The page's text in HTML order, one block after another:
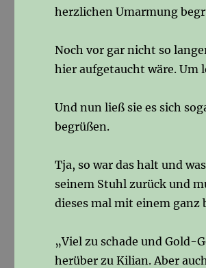
herzlichen Umarmung
Noch vor gar nicht so
hier aufgetaucht wäre. Um
Und nun ließ sie es sich
begrüßen.
Tja, so war das halt und
seinem Stuhl zurück und
dieses mal mit einem ganz
„Viel zu schade und Gold-
herüber zu Kilian. Aber